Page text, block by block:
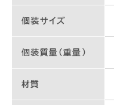
個装サイズ
個装質量（重量）
材質